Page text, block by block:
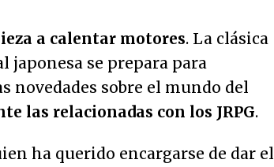
a calentar motores. La clásica
japonesa se prepara para
novedades sobre el mundo del
las relacionadas con los JRPG.
ha querido encargarse de dar el